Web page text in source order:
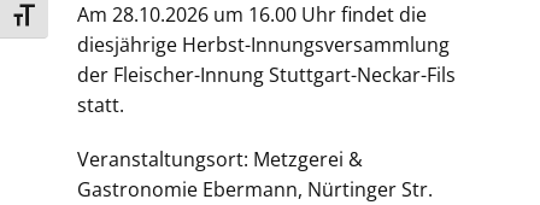
Schrift vergrößern
Am 28.10.2026 um 16.00 Uhr findet die
diesjährige Herbst-Innungsversammlung
der Fleischer-Innung Stuttgart-Neckar-Fils
statt.
Veranstaltungsort: Metzgerei &
Gastronomie Ebermann, Nürtinger Str.